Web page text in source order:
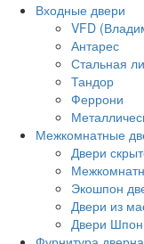
Входные двери
VFD
Антарес
Стальная
Тандор
Феррони
Межкомнатные
Двери
Экошпон
Двери из
Двери